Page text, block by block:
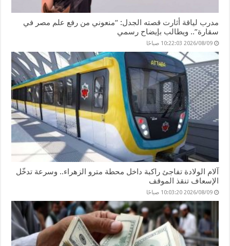
مدرب لياقة أثارت قصته الجدل: “منعوني من رفع علم مصر في
سقارة”.. ويطالب بإيضاح رسمي
2026/08/09 10:22:03 صباحًا
آلام الولادة تفاجئ راكبة داخل محطة مترو الزهراء.. وسرعة تدخّل
الإسعاف تنقذ الموقف
2026/08/09 10:03:20 صباحًا